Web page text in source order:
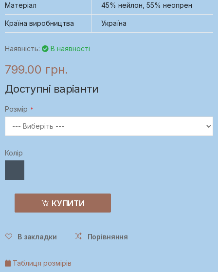
Матеріал 45% нейлон, 55% неопрен
Країна виробництва Україна
Наявність: В наявності
799.00 грн.
Доступні варіанти
Розмір
Колір
КУПИТИ
В закладки Порівняння
Таблиця розмірів